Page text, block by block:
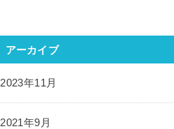
アーカイブ
2023年11月
2021年9月